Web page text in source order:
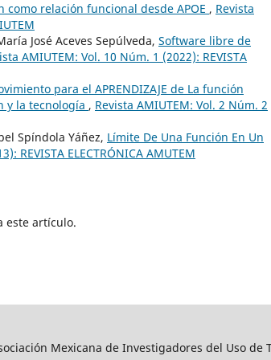
relación funcional desde APOE , Revista
José Aceves Sepúlveda, Software libre de
AMIUTEM: Vol. 10 Núm. 1 (2022): REVISTA
para el APRENDIZAJE de La función
y la tecnología , Revista AMIUTEM: Vol. 2 Núm. 2
Spíndola Yáñez, Límite De Una Función En Un
REVISTA ELECTRÓNICA AMUTEM
este artículo.
Mexicana de Investigadores del Uso de